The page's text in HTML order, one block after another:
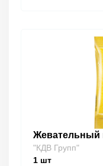
Жевательный
"КДВ Групп"
1 шт